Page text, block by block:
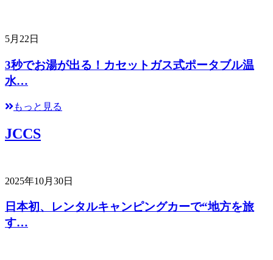
5月22日
3秒でお湯が出る！カセットガス式ポータブル温
水…
もっと見る
JCCS
2025年10月30日
日本初、レンタルキャンピングカーで“地方を旅
す…